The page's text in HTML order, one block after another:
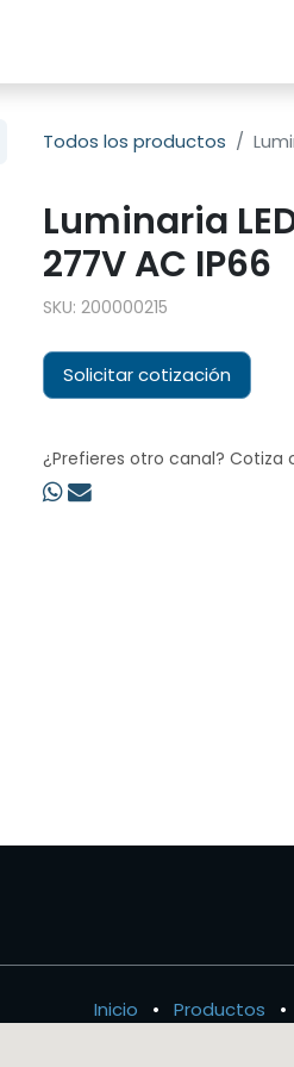
Todos los productos
Luminaria
277V AC IP66
SKU: 200000215
Solicitar cotización
¿Prefieres otro canal? Cotiza
Inicio • Productos •